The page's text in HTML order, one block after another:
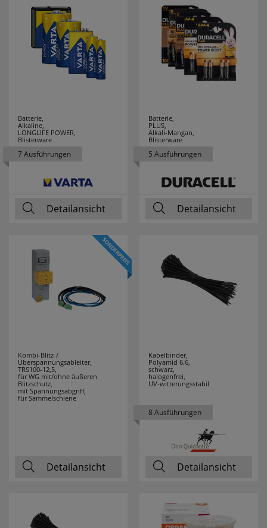
Batterie,
Alkaline,
LONGLIFE POWER,
Blisterware
7 Ausführungen
Detailansicht
Batterie,
PLUS,
Alkali-Mangan,
Blisterware
5 Ausführungen
Detailansicht
Kombi-Blitz-/
Überspannungsableiter,
TRS100-12,5,
für WG mit/ohne äußeren
Blitzschutz,
mit Spannungsabgriff,
für Sammelschiene
Detailansicht
Kabelbinder,
Polyamid 6.6,
schwarz,
halogenfrei,
UV-witterungsstabil
8 Ausführungen
Detailansicht